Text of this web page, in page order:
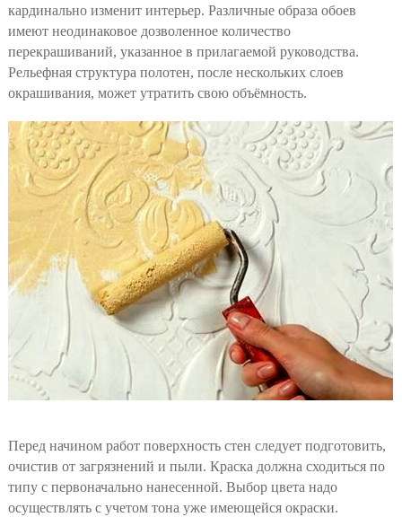
кардинально изменит интерьер. Различные образа обоев
имеют неодинаковое дозволенное количество
перекрашиваний, указанное в прилагаемой руководства.
Рельефная структура полотен, после нескольких слоев
окрашивания, может утратить свою объёмность.
Перед начином работ поверхность стен следует подготовить,
очистив от загрязнений и пыли. Краска должна сходиться по
типу с первоначально нанесенной. Выбор цвета надо
осуществлять с учетом тона уже имеющейся окраски.